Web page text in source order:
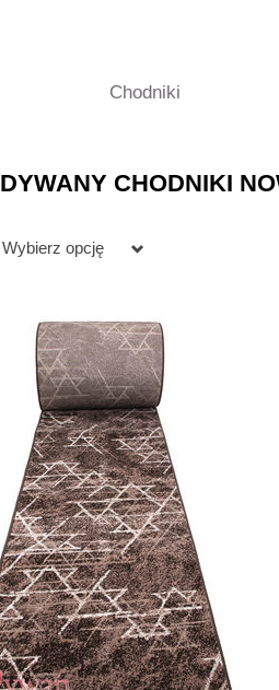
Chodniki
DYWANY CHODNIKI
Wybierz opcję